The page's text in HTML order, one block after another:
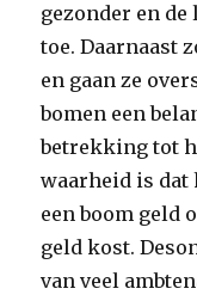
gezonder en
toe. Daarnaast
en gaan ze
bomen een
betrekking tot
waarheid is dat
een boom geld
geld kost.
van veel